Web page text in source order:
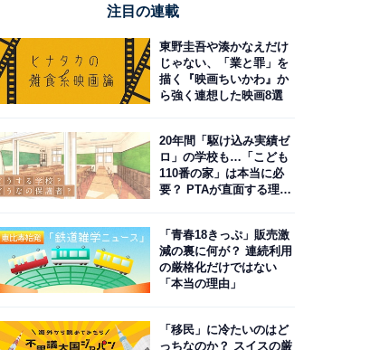
注目の連載
東野圭吾や湊かなえだけ
じゃない、「業と罪」を
描く『映画ちいかわ』か
ら強く連想した映画8選
20年間「駆け込み実績ゼ
ロ」の学校も…「こども
110番の家」は本当に必
要？ PTAが直面する理想
「青春18きっぷ」販売激
減の裏に何が？ 連続利用
の厳格化だけではない
「本当の理由」
「移民」に冷たいのはど
っちなのか？ スイスの厳